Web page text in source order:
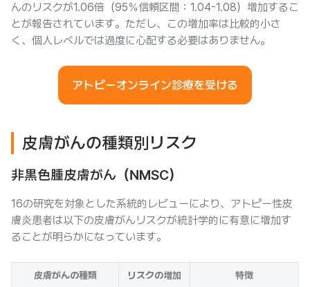
んのリスクが1.06倍（95％信頼区間：1.04-1.08）増加するこ
とが報告されています。ただし、この増加率は比較的小さ
く、個人レベルでは過度に心配する必要はありません。
アトピーオンライン診療を受ける
皮膚がんの種類別リスク
非黒色腫皮膚がん（NMSC）
16の研究を対象とした系統的レビューにより、アトピー性皮
膚炎患者は以下の皮膚がんリスクが統計学的に有意に増加す
ることが明らかになっています。
皮膚がんの種類 リスクの増加 特徴